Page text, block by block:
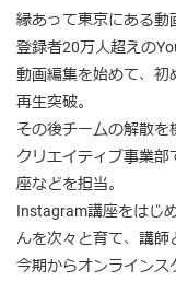
縁あって東京にある動
登録者20万人超えの
動画編集を始めて、初
再生突破。
その後チームの解散を
クリエイティブ事業
座などを担当。
Instagram講座をはじ
んを次々と育て、講師
今期からオンラインス